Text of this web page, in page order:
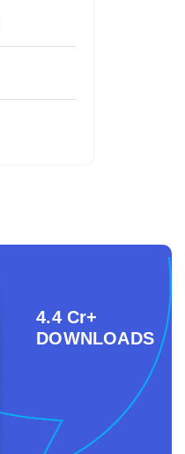
4.4 Cr+
DOWNLOADS